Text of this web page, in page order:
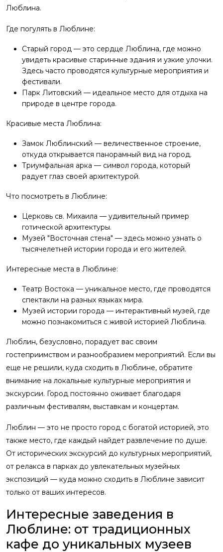
Люблина.
Где погулять в Люблине:
Старый город — это сердце Люблина, где можно
увидеть красивые старинные здания и узкие улочки.
Здесь часто проводятся культурные мероприятия и
фестивали.
Парк Литовский — идеальное место для отдыха на
природе в центре города.
Красивые места Люблина:
Замок Люблинский — величественное строение,
откуда открывается панорамный вид на город.
Триумфальная арка — символ города, который
радует глаз своей архитектурой.
Что посмотреть в Люблине:
Церковь св. Михаила — удивительный пример
готической архитектуры.
Музей "Восточная стена" — здесь можно узнать о
тысячелетней истории города и его жителей.
Интересные места в Люблине:
Театр Востока — уникальное место, где проводятся
спектакли на разных языках мира.
Музей истории города — интерактивный музей, где
можно познакомиться с живой историей Люблина.
Люблин, безусловно, порадует вас своим
гостеприимством и разнообразием мероприятий. Если вы
еще не решили, куда сходить в Люблине, обратите
внимание на локальные культурные мероприятия и
экскурсии. Город постоянно оживает благодаря
различным фестивалям, выставкам и концертам.
Люблин — это не просто город с богатой историей, это
также место, где каждый найдет развлечение по душе.
От исторических экскурсий до культурных мероприятий,
от релакса в парках до увлекательных музейных
экспозиций — куда можно сходить в Люблине зависит
только от ваших интересов.
Интересные заведения в
Люблине: от традиционных
кафе до уникальных музеев